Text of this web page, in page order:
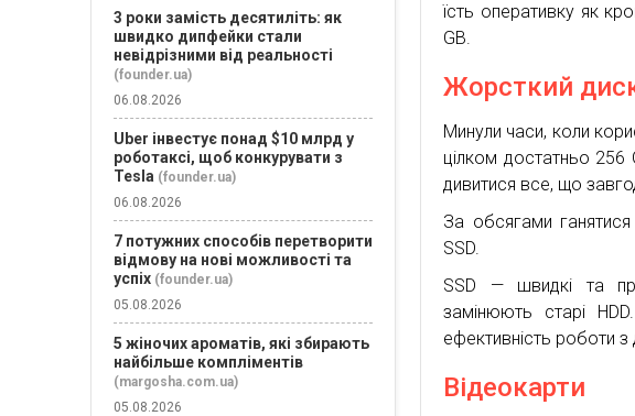
їсть оперативку як
GB.
Жорсткий
Минули часи, коли
цілком достатньо 256
дивитися все, що
За обсягами
SSD.
SSD — швидкі та
замінюють старі
ефективність роботи з
Відеокарти
3 роки замість десятиліть: як
швидко дипфейки стали
невідрізними від реальності
(founder.ua)
06.08.2026
Uber інвестує понад $10 млрд у
роботаксі, щоб конкурувати з
Tesla (founder.ua)
06.08.2026
7 потужних способів перетворити
відмову на нові можливості та
успіх (founder.ua)
05.08.2026
5 жіночих ароматів, які збирають
найбільше компліментів
(margosha.com.ua)
05.08.2026